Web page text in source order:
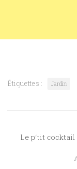
Étiquettes : Jardin
Le p’tit